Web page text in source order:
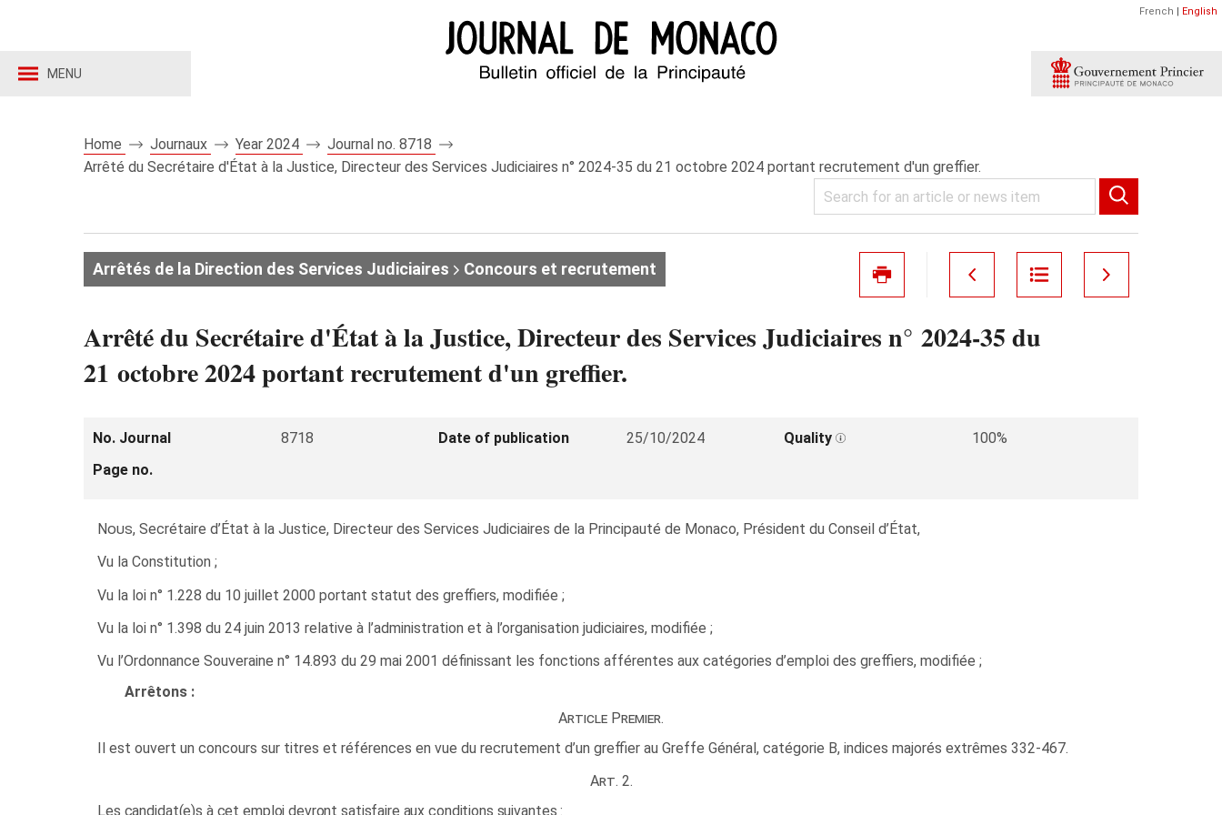
MENU
French | English
Home Journaux Year 2024
Journal no. 8718
Arrêté du Secrétaire d'État à la Justice, Directeur des Services Judiciaires n° 2024‑35 du 21 octobre 2024 portant recrutement d'un greffier.
Arrêtés de la Direction des Services Judiciaires Concours et recrutement
Arrêté du Secrétaire d'État à la Justice, Directeur des Services Judiciaires n° 2024‑35 du
21 octobre 2024 portant recrutement d'un greffier.
No. Journal 8718 Date of publication 25/10/2024 Quality
100%
Page no.
Nous, Secrétaire d’État à la Justice, Directeur des Services Judiciaires de la Principauté de Monaco, Président du Conseil d’État,
Vu la Constitution ;
Vu la loi n° 1.228 du 10 juillet 2000 portant statut des greffiers, modifiée ;
Vu la loi n° 1.398 du 24 juin 2013 relative à l’administration et à l’organisation judiciaires, modifiée ;
Vu l’Ordonnance Souveraine n° 14.893 du 29 mai 2001 définissant les fonctions afférentes aux catégories d’emploi des greffiers, modifiée ;
Arrêtons :
Article Premier.
Il est ouvert un concours sur titres et références en vue du recrutement d’un greffier au Greffe Général, catégorie B, indices majorés extrêmes 332‑467.
Art. 2.
Les candidat(e)s à cet emploi devront satisfaire aux conditions suivantes :